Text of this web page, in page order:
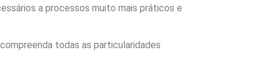
a processos muito mais práticos e
todas as particularidades